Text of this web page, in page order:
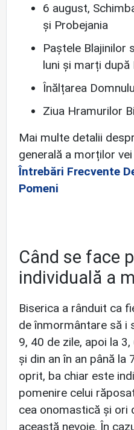
6 august,
și Probejania
Paștele Blajinilor
luni și marți după
Înălțarea
Ziua Hramurilor
Mai multe detalii
generală a morților
Întrebări Frecvente
Pomeni
Când se face
individuală a
Biserica a rânduit ca
de înmormântare să i
9, 40 de zile, apoi la
şi din an în an până la
oprit, ba chiar este
pomenire celui
cea onomastică şi ori
această nevoie. În